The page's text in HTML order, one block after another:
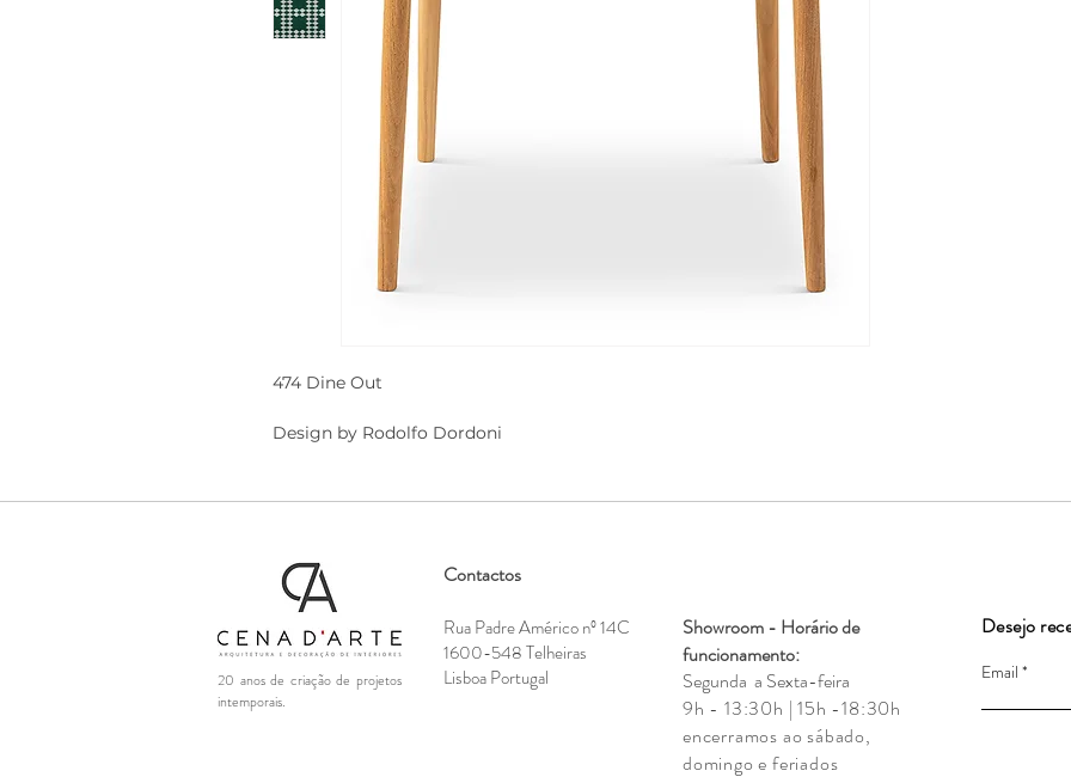
474 Dine Out
Design by Rodolfo Dordoni
20 anos de criação de projetos
intemporais.
Contactos
Rua Padre Américo nº 14C
1600-548 Telheiras
Lisboa Portugal
Showroom - Horário de
funcionamento:
Segunda a Sexta-feira
9h - 13:30h | 15h -18:30h
encerramos ao sábado,
domingo e feriados
Desejo
Email